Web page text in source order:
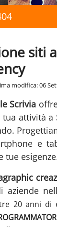
siti
modifica: 06
Scrivia
tua attività a
e
tue
20 anni di